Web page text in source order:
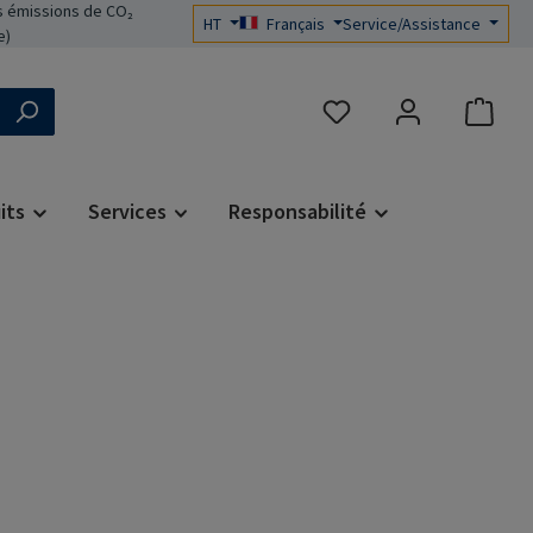
de CO₂
HT Français Service/Assistance
Vous avez 0 articles
Services Responsabilité